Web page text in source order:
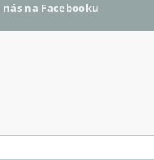
na Facebooku